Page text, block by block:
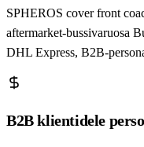
SPHEROS cover front
aftermarket-bussivaruosa
DHL Express, B2B-
B2B klientidele